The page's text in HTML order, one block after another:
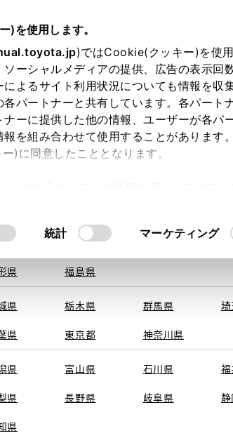
)を使用します。
)ではCookie(クッキー)を使
ーシャルメディアの提供、広告の表示回
よるサイト利用状況についても情報を収
パートナーと共有しています。各パート
ーに提供した他の情報、ユーザーが各パ
を組み合わせて使用することがあります
)に同意したこととなります。
統計 マーケティング
ませんでした。
道府県をお選びください。
釧路 札幌
県 岩手県 宮城県
県 福島県
県 栃木県 群馬県
県 東京都 神奈川県
県 富山県 石川県
県 長野県 岐阜県
県
ンライン購入 お気に入り
電話
サービス